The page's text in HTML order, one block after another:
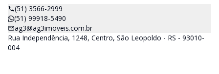
(51) 3566-2999
(51) 99918-5490
ag3@ag3imoveis.com.br
Rua Independência, 1248, Centro, São Leopoldo - RS - 93010-
004